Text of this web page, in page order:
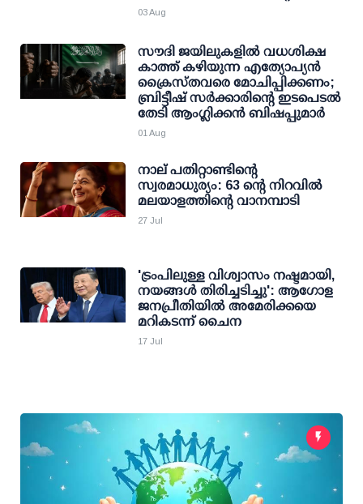
03 Aug
സൗദി ജയിലുകളിൽ വധശിക്ഷ
കാത്ത് കഴിയുന്ന എത്യോപ്യൻ
ക്രൈസ്തവരെ മോചിപ്പിക്കണം;
ബ്രിട്ടീഷ് സർക്കാരിന്റെ ഇടപെടൽ
തേടി ആംഗ്ലിക്കൻ ബിഷപ്പുമാർ
01 Aug
നാല് പതിറ്റാണ്ടിന്റെ
സ്വരമാധുര്യം: 63 ന്റെ നിറവില്‍
മലയാളത്തിന്റെ വാനമ്പാടി
27 Jul
'ട്രംപിലുള്ള വിശ്വാസം നഷ്ടമായി,
നയങ്ങള്‍ തിരിച്ചടിച്ചു': ആഗോള
ജനപ്രീതിയില്‍ അമേരിക്കയെ
മറികടന്ന് ചൈന
17 Jul